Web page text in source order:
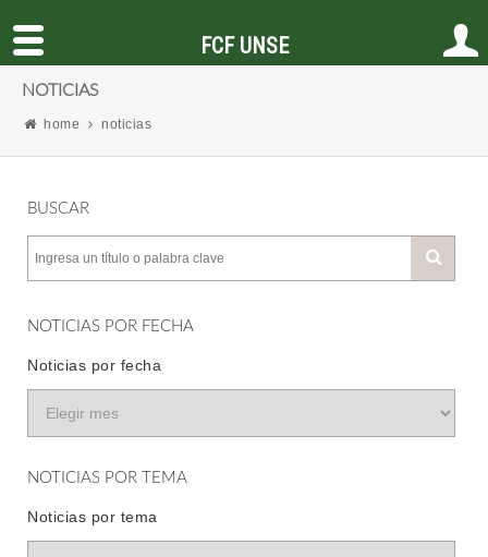
NOTICIAS
home noticias
BUSCAR
NOTICIAS POR FECHA
Noticias por fecha
NOTICIAS POR TEMA
Noticias por tema
FCF UNSE